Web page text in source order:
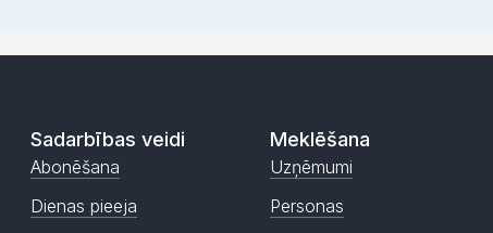
Sadarbības veidi
Abonēšana
Dienas pieeja
Meklēšana
Uzņēmumi
Personas